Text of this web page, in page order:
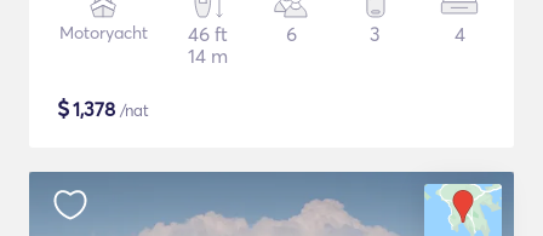
Motoryacht
46 ft
14 m
6 3 4
$1,378 /nat